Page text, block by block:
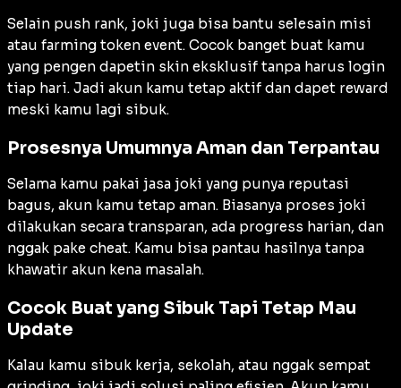
Selain push rank, joki juga bisa bantu selesain misi
atau farming token event. Cocok banget buat kamu
yang pengen dapetin skin eksklusif tanpa harus login
tiap hari. Jadi akun kamu tetap aktif dan dapet reward
meski kamu lagi sibuk.
Prosesnya Umumnya Aman dan Terpantau
Selama kamu pakai jasa joki yang punya reputasi
bagus, akun kamu tetap aman. Biasanya proses joki
dilakukan secara transparan, ada progress harian, dan
nggak pake cheat. Kamu bisa pantau hasilnya tanpa
khawatir akun kena masalah.
Cocok Buat yang Sibuk Tapi Tetap Mau
Update
Kalau kamu sibuk kerja, sekolah, atau nggak sempat